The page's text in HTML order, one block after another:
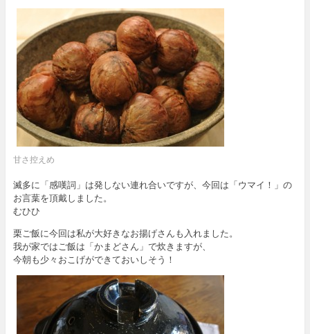
甘さ控えめ
滅多に「感嘆詞」は発しない連れ合いですが、今回は「ウマイ！」の
お言葉を頂戴しました。
むひひ
栗ご飯に今回は私が大好きなお揚げさんも入れました。
我が家ではご飯は「かまどさん」で炊きますが、
今朝も少々おこげができておいしそう！